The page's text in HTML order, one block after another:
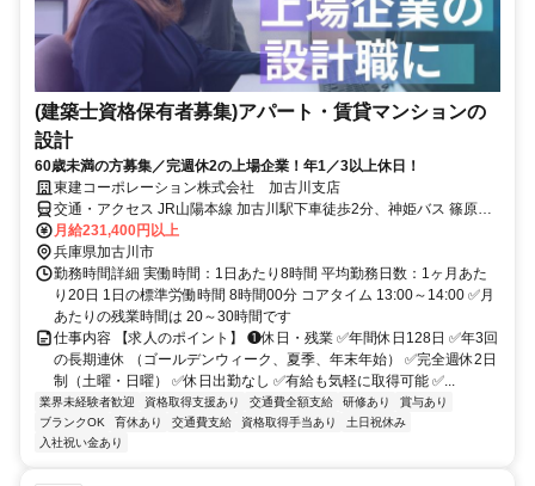
(建築士資格保有者募集)アパート・賃貸マンションの
設計
60歳未満の方募集／完週休2の上場企業！年1／3以上休日！
東建コーポレーション株式会社 加古川支店
交通・アクセス JR山陽本線 加古川駅下車徒歩2分、神姫バス 篠原町
バス停下車徒歩2分
月給231,400円以上
兵庫県加古川市
勤務時間詳細 実働時間：1日あたり8時間 平均勤務日数：1ヶ月あた
り20日 1日の標準労働時間 8時間00分 コアタイム 13:00～14:00 ✅月
あたりの残業時間は 20～30時間です
仕事内容 【求人のポイント】 ❶休日・残業 ✅年間休日128日 ✅年3回
の長期連休 （ゴールデンウィーク、夏季、年末年始） ✅完全週休2日
制（土曜・日曜） ✅休日出勤なし ✅有給も気軽に取得可能 ✅...
業界未経験者歓迎 資格取得支援あり 交通費全額支給 研修あり
賞与あり
ブランクOK
育休あり 交通費支給 資格取得手当あり
土日祝休み
入社祝い金あり